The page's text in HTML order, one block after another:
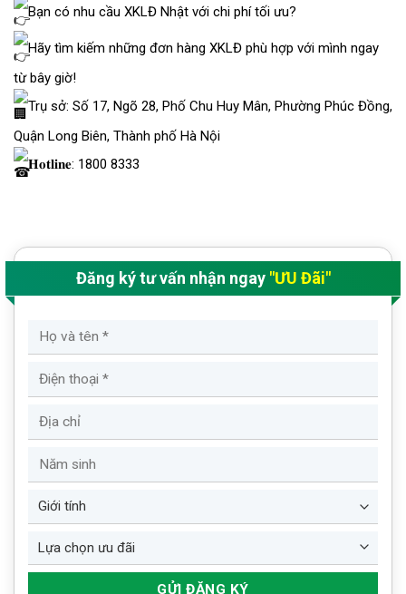
Bạn có nhu cầu XKLĐ Nhật với chi phí tối ưu?
Hãy tìm kiếm những đơn hàng XKLĐ phù hợp với mình ngay
từ bây giờ!
Trụ sở: Số 17, Ngõ 28, Phố Chu Huy Mân, Phường Phúc Đồng,
Quận Long Biên, Thành phố Hà Nội
𝐇𝐨𝐭𝐥𝐢𝐧𝐞: 1800 8333
Đăng ký tư vấn nhận ngay "ƯU Đãi"